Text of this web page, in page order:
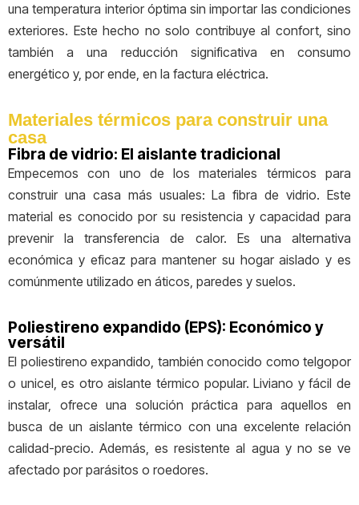
una temperatura interior óptima sin importar las condiciones
exteriores. Este hecho no solo contribuye al confort, sino
también a una reducción significativa en consumo
energético y, por ende, en la factura eléctrica.
Materiales térmicos para construir una
casa
Fibra de vidrio: El aislante tradicional
Empecemos con uno de los materiales térmicos para
construir una casa más usuales: La fibra de vidrio. Este
material es conocido por su resistencia y capacidad para
prevenir la transferencia de calor. Es una alternativa
económica y eficaz para mantener su hogar aislado y es
comúnmente utilizado en áticos, paredes y suelos.
Poliestireno expandido (EPS): Económico y
versátil
El poliestireno expandido, también conocido como telgopor
o unicel, es otro aislante térmico popular. Liviano y fácil de
instalar, ofrece una solución práctica para aquellos en
busca de un aislante térmico con una excelente relación
calidad-precio. Además, es resistente al agua y no se ve
afectado por parásitos o roedores.